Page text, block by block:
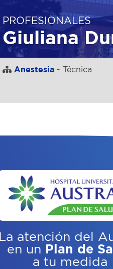
PROFESIONALES
Giuliana
Anestesia - Técnica
La atención del
en un Plan de
a tu medida